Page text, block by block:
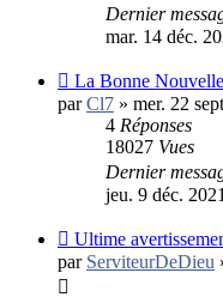
Dernier
mar. 14 déc.
La Bonne
parCl7 » mer. 22
4 Réponses
18027 Vues
Dernier
jeu. 9 déc.
Ultime
par ServiteurDeDieu